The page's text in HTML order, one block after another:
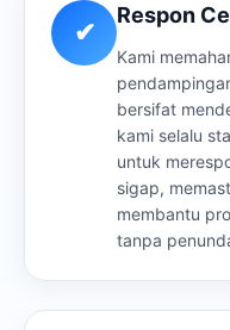
✔
Respon
Kami
bersifat
kami selalu
untuk
sigap,
membantu
tanpa